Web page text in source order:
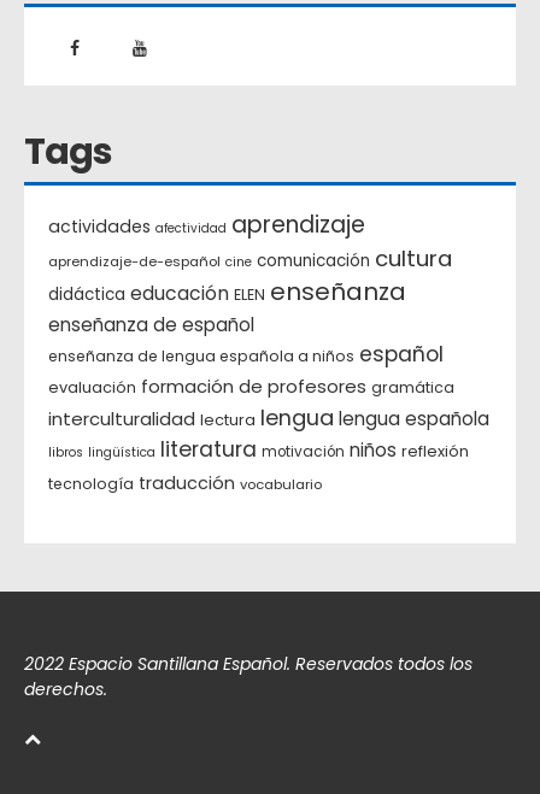
Tags
actividades afectividad aprendizaje
aprendizaje-de-español cine comunicación cultura
didáctica educación ELEN enseñanza
enseñanza de español
enseñanza de lengua española a niños español
evaluación formación de profesores gramática
interculturalidad lectura lengua lengua española
libros lingüística literatura motivación niños reflexión
tecnología traducción vocabulario
2022 Espacio Santillana Español. Reservados todos los
derechos.